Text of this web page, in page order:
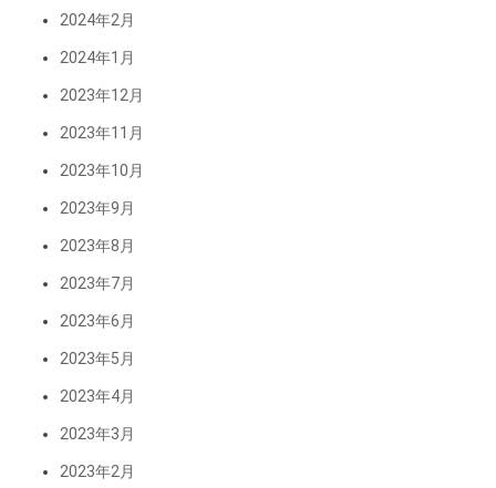
2024年2月
2024年1月
2023年12月
2023年11月
2023年10月
2023年9月
2023年8月
2023年7月
2023年6月
2023年5月
2023年4月
2023年3月
2023年2月